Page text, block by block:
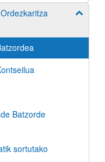
Batzorde
sortutako